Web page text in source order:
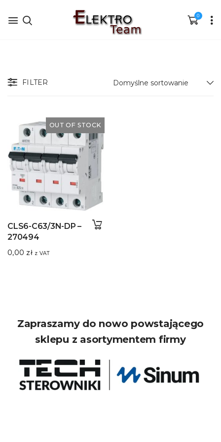
0
FILTER
OUT OF STOCK
CLS6-C63/3N-DP –
270494
0,00 zł z VAT
Zapraszamy do nowo powstającego
sklepu z asortymentem firmy